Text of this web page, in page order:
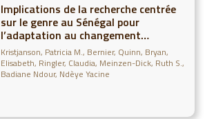
Implications de la recherche centrée
sur le genre au Sénégal pour
l’adaptation au changement
climatique
Kristjanson, Patricia M. Bernier, Quinn Bryan,
Elisabeth Ringler, Claudia Meinzen-Dick, Ruth S.
Badiane Ndour, Ndèye Yacine